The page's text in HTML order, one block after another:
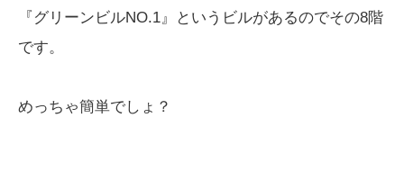
『グリーンビルNO.1』というビルがあるのでその8階
です。
めっちゃ簡単でしょ？